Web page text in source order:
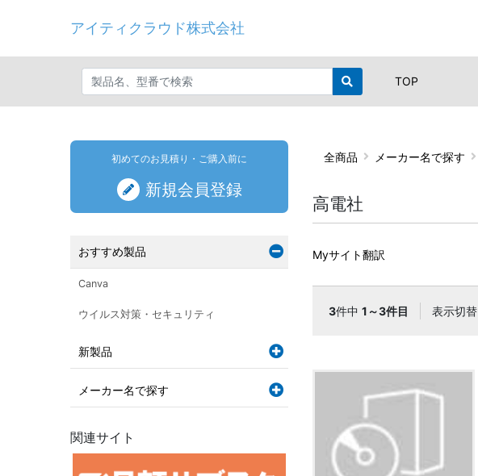
アイティクラウド株式会社
TOP
全商品 メーカー名で探す
高電社
Myサイト翻訳
3件中 1～3件目 表示切替
初めてのお見積り・ご購入前に
新規会員登録
おすすめ製品
Canva
ウイルス対策・セキュリティ
新製品
メーカー名で探す
関連サイト